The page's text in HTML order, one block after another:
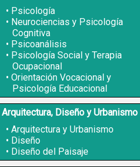
Psicología
Neurociencias y Psicología
Cognitiva
Psicoanálisis
Psicología Social y Terapia
Ocupacional
Orientación Vocacional y
Psicología Educacional
Arquitectura, Diseño y Urbanismo
Arquitectura y Urbanismo
Diseño
Diseño del Paisaje